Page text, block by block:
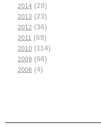
2014 (28)
2013 (23)
2012 (36)
2011 (69)
2010 (114)
2009 (68)
2008 (4)